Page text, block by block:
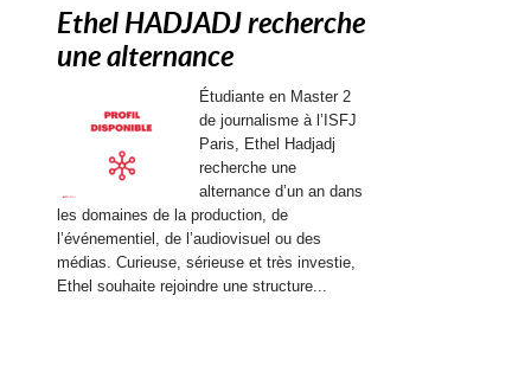
Ethel HADJADJ recherche
une alternance
Étudiante en Master 2
de journalisme à l’ISFJ
Paris, Ethel Hadjadj
recherche une
alternance d’un an dans
les domaines de la production, de
l’événementiel, de l’audiovisuel ou des
médias. Curieuse, sérieuse et très investie,
Ethel souhaite rejoindre une structure...